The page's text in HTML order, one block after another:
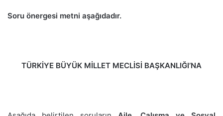
Soru önergesi metni aşağıdadır.
TÜRKİYE BÜYÜK MİLLET MECLİSİ BAŞKANLIĞI’NA